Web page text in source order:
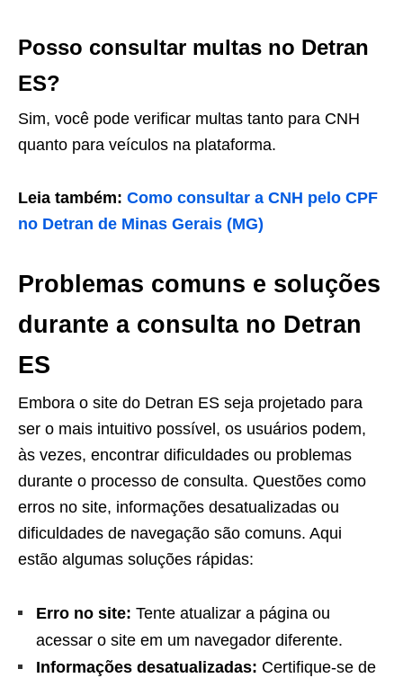
Posso consultar multas no Detran
ES?
Sim, você pode verificar multas tanto para CNH
quanto para veículos na plataforma.
Leia também: Como consultar a CNH pelo CPF
no Detran de Minas Gerais (MG)
Problemas comuns e soluções
durante a consulta no Detran
ES
Embora o site do Detran ES seja projetado para
ser o mais intuitivo possível, os usuários podem,
às vezes, encontrar dificuldades ou problemas
durante o processo de consulta. Questões como
erros no site, informações desatualizadas ou
dificuldades de navegação são comuns. Aqui
estão algumas soluções rápidas:
Erro no site: Tente atualizar a página ou
acessar o site em um navegador diferente.
Informações desatualizadas: Certifique-se de